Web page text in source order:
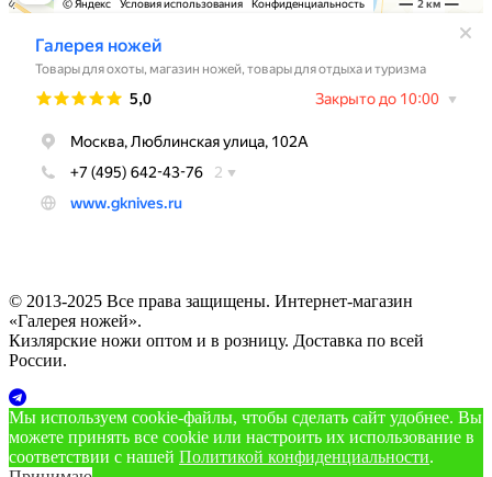
© 2013-2025 Все права защищены. Интернет-магазин
«Галерея ножей».
Кизлярские ножи оптом и в розницу. Доставка по всей
России.
Мы используем cookie‑файлы, чтобы сделать сайт удобнее. Вы
можете принять все cookie или настроить их использование в
соответствии с нашей Политикой конфиденциальности.